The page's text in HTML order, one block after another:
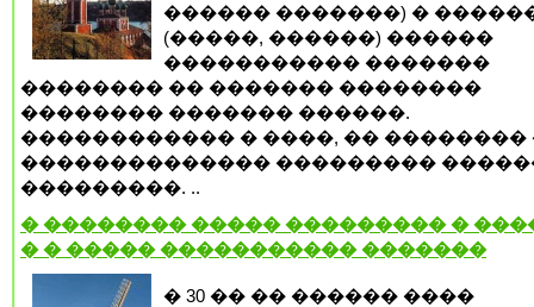
������ �������) �
(�����, ������) ������
����������� �������
�������� �� ������� ��������
�������� ������� ������.
������������ � ����, �� ��������
�������������� ���������
���������. ..
� �������� ����� ��������� �
� � ����� ����������� �������
� 30 �� �� ������ ����